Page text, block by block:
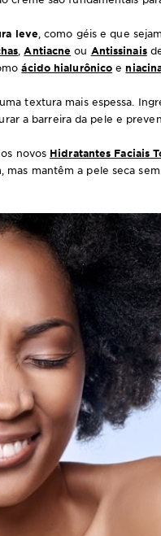
leve , como géis e que
Antiacne ou Antissinais
ácido hialurônico e
textura mais espessa.
a barreira da pele e
novos Hidratantes Faciais
mas mantêm a pele seca